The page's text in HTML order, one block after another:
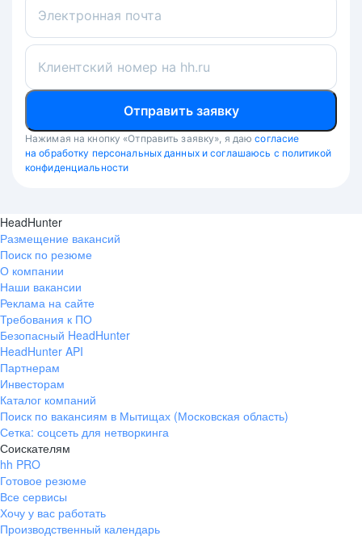
Электронная почта
Клиентский номер на hh.ru
Отправить заявку
Нажимая на кнопку «Отправить заявку», я даю согласие
на обработку персональных данных и соглашаюсь с политикой
конфиденциальности
HeadHunter
Размещение вакансий
Поиск по резюме
О компании
Наши вакансии
Реклама на сайте
Требования к ПО
Безопасный HeadHunter
HeadHunter API
Партнерам
Инвесторам
Каталог компаний
Поиск по вакансиям в Мытищах (Московская область)
Сетка: соцсеть для нетворкинга
Соискателям
hh PRO
Готовое резюме
Все сервисы
Хочу у вас работать
Производственный календарь